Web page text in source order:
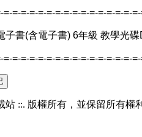
=-=-=-=-=-=-=-=-=-=-=-=-=-=-
書(含電子書) 6年級 教學光碟
=-=-=-=-=-=-=-=-=-=-=-=-=-=-
::. 版權所有，並保留所有權利